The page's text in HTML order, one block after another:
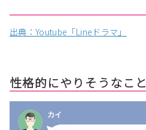
出典：Youtube「Lineドラマ」
性格的にやりそうなこと